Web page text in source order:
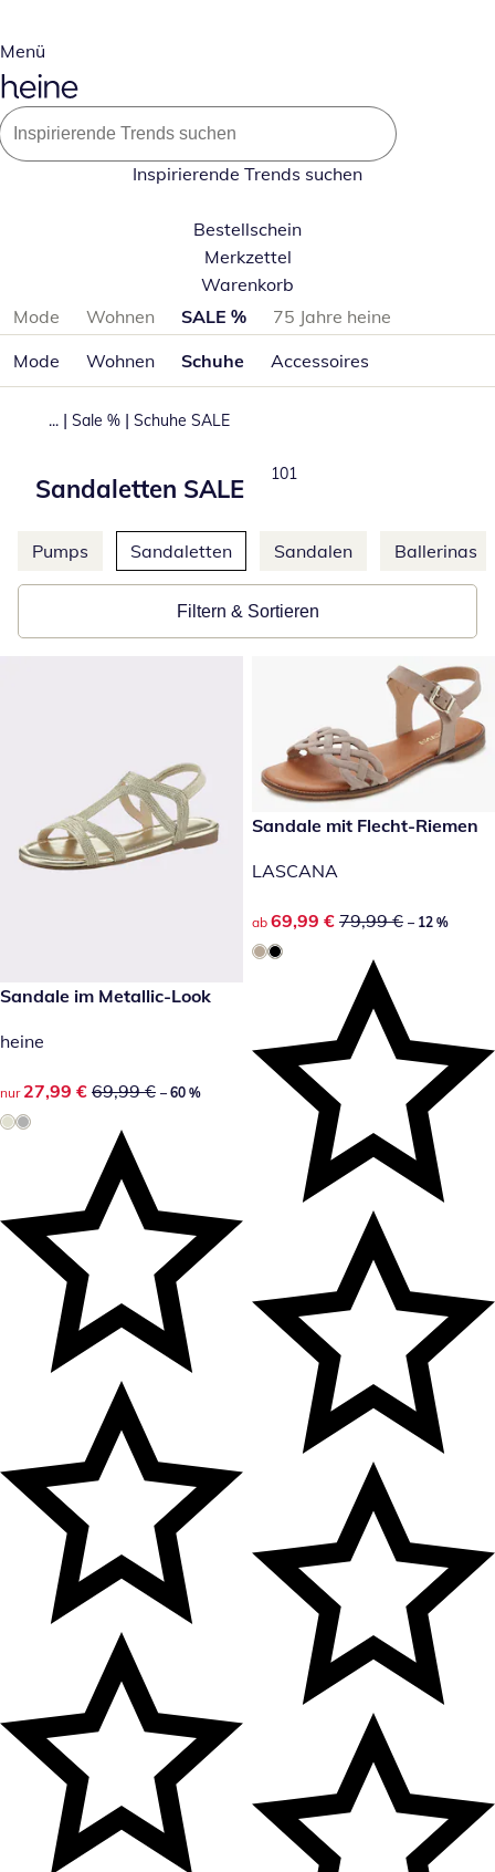
Menü
Inspirierende Trends suchen
Bestellschein
Merkzettel
Warenkorb
Produktkategorien überspringen
Mode Wohnen SALE %
75 Jahre heine
Mode
Wohnen Schuhe Accessoires
... | Sale % | Schuhe SALE
Sandaletten SALE
Produkte
101
Weitere Kategorien überspringen
Pumps Sandaletten Sandalen Ballerinas
Filtern & Sortieren
reduzierter Preis 27,99 €, vorheriger Preis: 69,99 €
-60 %
Sandale im Metallic-Look
heine
reduzierter Preis 27,99 €, vorheriger Preis: 69,99 €
nur 27,99 € 69,99 € – 60 %
reduzierter Preis 69,99 €,
-12 %
Sandale mit Flecht-Riemen
LASCANA
reduzierter Preis 69,99 €,
ab 69,99 € 79,99 € – 12 %